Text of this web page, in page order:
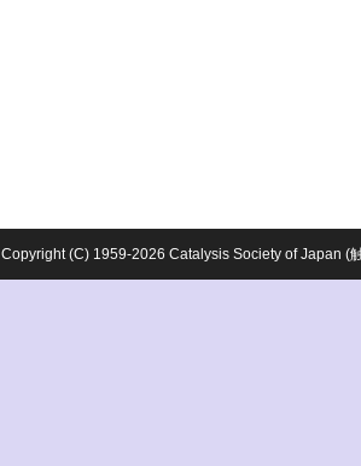
Copyright (C) 1959-2026 Catalysis Society of Japan (